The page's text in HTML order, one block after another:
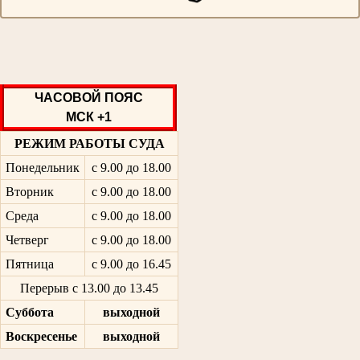
ЧАСОВОЙ ПОЯС
МСК +1
РЕЖИМ РАБОТЫ СУДА
Понедельник
с 9.00 до 18.00
Вторник
с 9.00 до 18.00
Среда
с 9.00 до 18.00
Четверг
с 9.00 до 18.00
Пятница
с 9.00 до 16.45
Перерыв с 13.00 до 13.45
Суббота
выходной
Воскресенье
выходной